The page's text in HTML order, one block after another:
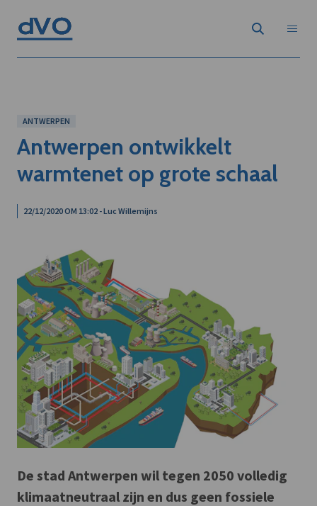
ANTWERPEN
Antwerpen ontwikkelt
warmtenet op grote schaal
22/12/2020 OM 13:02 - Luc Willemijns
De stad Antwerpen wil tegen 2050 volledig
klimaatneutraal zijn en dus geen fossiele